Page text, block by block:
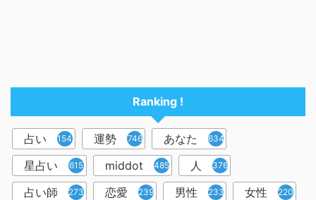
Ranking !
占い 1545 運勢 746 あなた 634
星占い 615 middot 485 人 376
占い師 273 恋愛 239 男性 233 女性 220